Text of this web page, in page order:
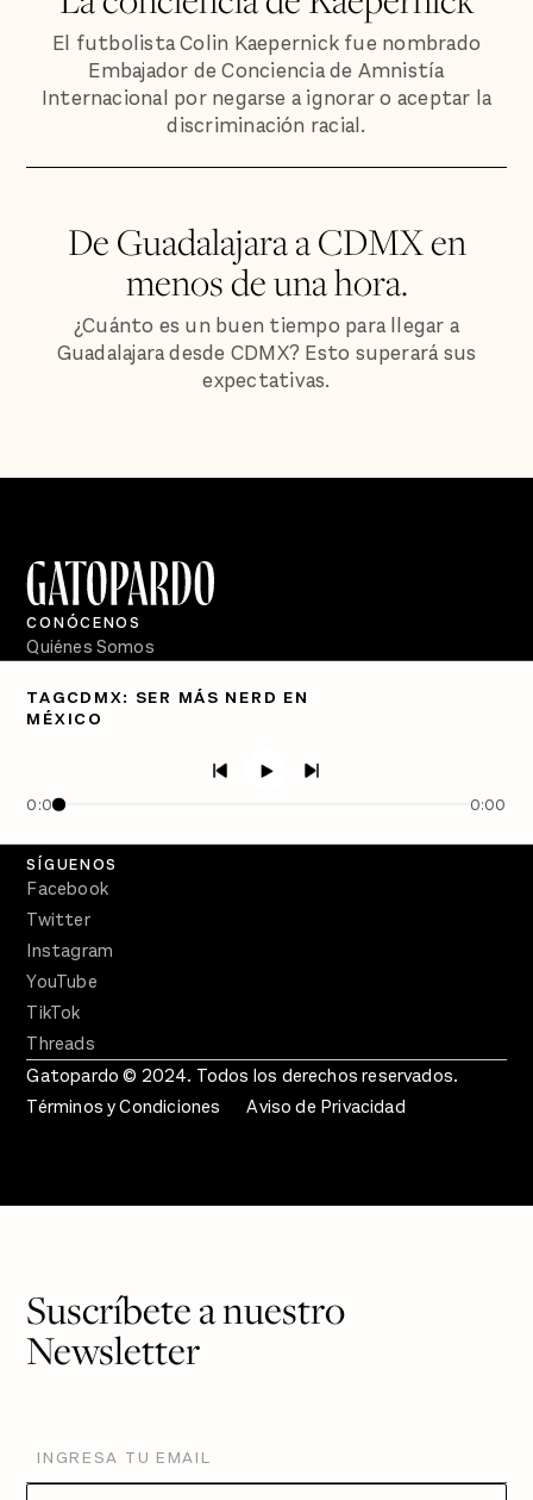
El futbolista Colin Kaepernick fue nombrado
Embajador de Conciencia de Amnistía
Internacional por negarse a ignorar o aceptar la
discriminación racial.
De Guadalajara a CDMX en
menos de una hora.
¿Cuánto es un buen tiempo para llegar a
Guadalajara desde CDMX? Esto superará sus
expectativas.
TAGCDMX: SER MÁS NERD EN
MÉXICO
0:00 0:00
CONÓCENOS
Quiénes Somos
PÓDCASTS
Crecer en Distopía
SÍGUENOS
Facebook
Twitter
Instagram
YouTube
TikTok
Threads
Gatopardo © 2024. Todos los derechos reservados.
Términos y Condiciones
Aviso de Privacidad
Suscríbete a nuestro
Newsletter